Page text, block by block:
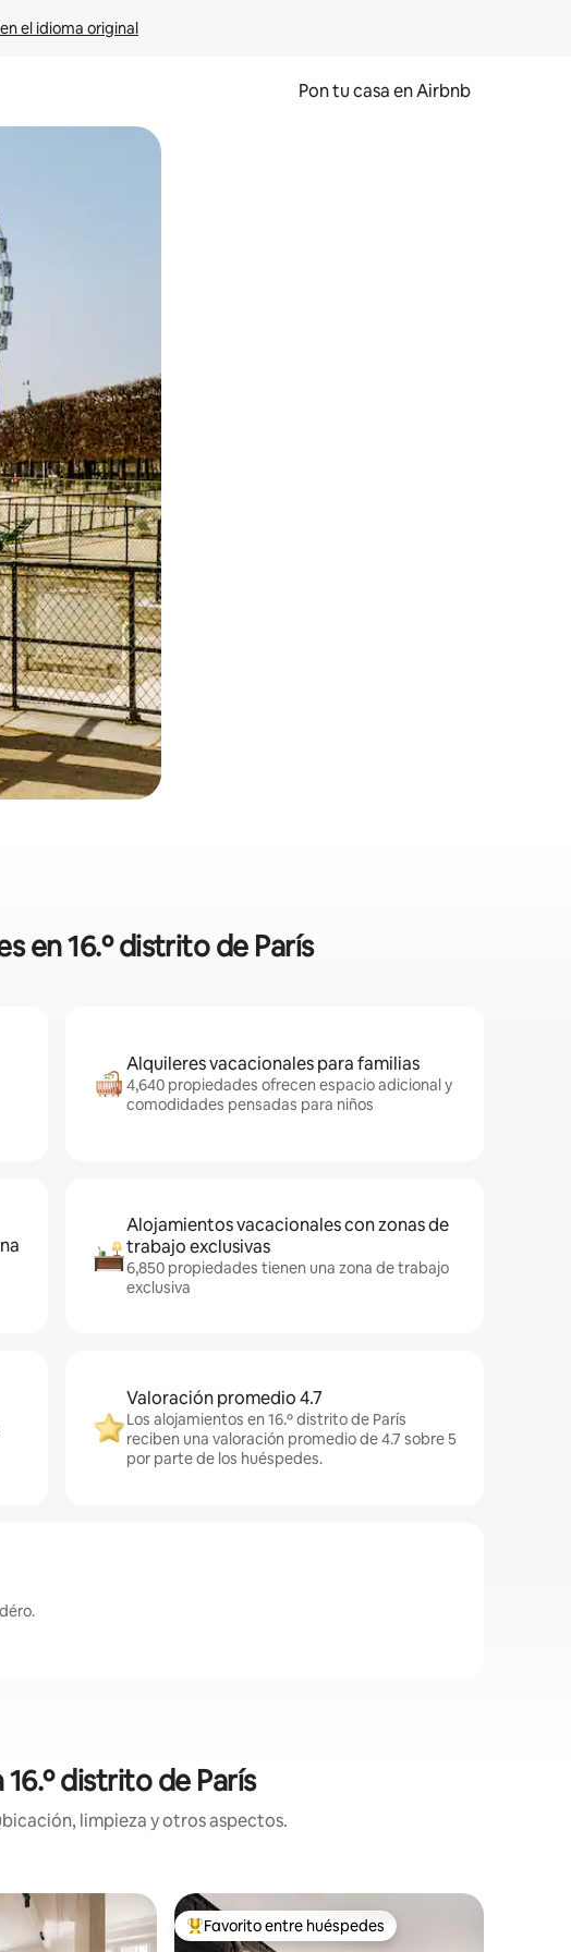
el idioma original
Pon tu casa en Airbnb
el tacto o desliza el dedo.
en 16.º distrito de París
Alquileres vacacionales para familias
4,640 propiedades ofrecen espacio adicional y
comodidades pensadas para niños
Alojamientos vacacionales con zonas de
trabajo exclusivas
6,850 propiedades tienen una zona de trabajo
exclusiva
Valoración promedio 4.7
Los alojamientos en 16.º distrito de París
reciben una valoración promedio de 4.7 sobre 5
por parte de los huéspedes.
distrito de París
limpieza y otros aspectos.
Favorito entre huéspedes preferido
Favorito entre huéspedes